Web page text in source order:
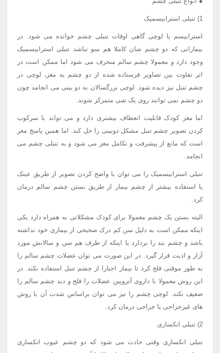
1) تنبلی استرابیسمیک
استرابیسم یا لوچی گاهی اوقات تنبلی چشم خوانده می شود. در
بیمارانی که دو چشم شان کاملا هم سو نباشد تنبلی استرابیسمیک
وجود دارد و معمولا چشم سالم منحرف می شود اما ممکن است در
اثر تفاوت بین تصاویر فرستاده شده از دو چشم به مغز، لوچی در
چشم تنبل نیز دیده شود. لوچی بزرگسالان به دو بینی می انجامد چون
دو چشم نمی توانند روی یک شی متمرکز شوند.
اما مغز کودک قابلیت انعطاف بیشتری دارد و می تواند با سرکوب
کردن تصویر چشم تنبل مشکل دوبینی را حل کند. اما همین پاسخ مغز
است که مانع از پیشرفت و تکامل مغز می شود و به تنبلی چشم می
انجامد.
تنبلی استرابیسمیک را می توان با واضح کردن تصویر از طریق عینک
یا استفاده بیشتر از چشم بیمار از طریق بستن چشم سالم درمان
کرد.
البته بستن یک چشم معمولا برای کودک مشکلاتی به همراه دارد یکی
اینکه ممکن است به دلیل سن کم درک صحیحی از بیماری خود نداشته
باشد و چشم بند را بردارد یا اینکه از طرف هم سن و سالانش مورد
آزار و اذیت قرار گیرد. در این صورت می توان عضلات چشم سالم را
به طور موقتی فلج کرد تا بیمار اجبارا از چشم تنبل استفاده نکند. در
این روش معمولا با داروی آتروپین عضلات را فلج و دید چشم سالم را
ضعیف نکند. لوچی چشم را نیز می توان براساس شدت آن با روش
های غیرجراحی یا جراحی درمان کرد.
2) تنبلی انکساری
تنبلی انکساری وقتی حادث می شود که دو چشم عیوب انکساری